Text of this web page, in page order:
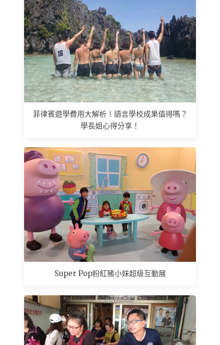
菲律賓遊學費用大解析！語言學校成果值得嗎？
學長姐心得分享！
Super Pop粉紅豬小妹超級互動展